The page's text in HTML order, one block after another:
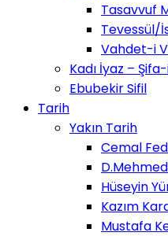
Tasavvuf
Tevessül/
Vahdet-i
Kadı İyaz –
Ebubekir Sifil
Tarih
Yakın Tarih
Cemal
Hüseyin
Kazım
Mustafa